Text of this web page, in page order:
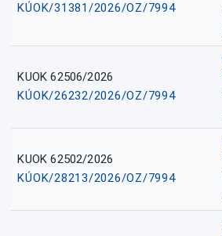
KÚOK/31381/2026/OZ/7994
KUOK 62506/2026
KÚOK/26232/2026/OZ/7994
KUOK 62502/2026
KÚOK/28213/2026/OZ/7994